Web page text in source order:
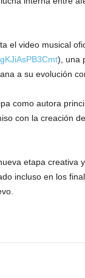
el video musical
), una
a su evolución
como autora
con la creación
etapa creativa
incluso en los